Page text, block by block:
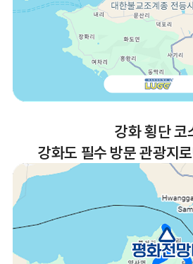
강화 횡단 코
강화도 필수 방문 관광지